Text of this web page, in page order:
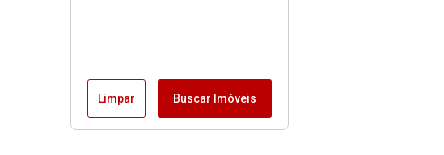
Limpar Buscar Imóveis